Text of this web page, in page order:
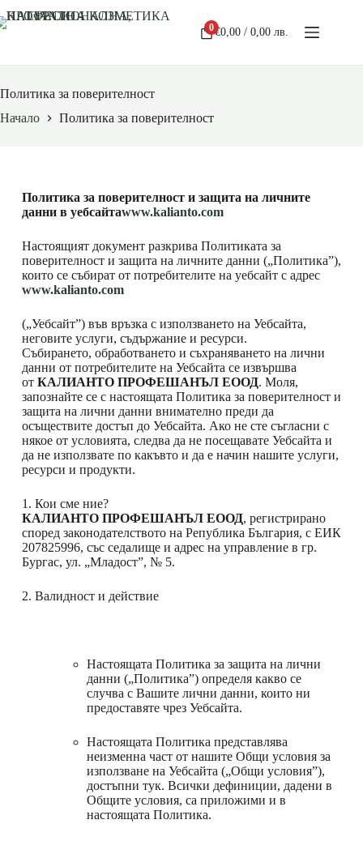
0€0,00 / 0,00 лв.
Политика за поверителност
Начало
Политика за поверителност
Политика за поверителност и защита на личните
данни в уебсайтаwww.kalianto.com
Настоящият документ разкрива Политиката за
поверителност и защита на личните данни („Политика”),
които се събират от потребителите на уебсайт с адрес
www.kalianto.com
(„Уебсайт”) във връзка с използването на Уебсайта,
неговите услуги, съдържание и ресурси.
Събирането, обработването и съхраняването на лични
данни от потребителите на Уебсайта се извършва
от КАЛИАНТО ПРОФЕШАНЪЛ ЕООД. Моля,
запознайте се с настоящата Политика за поверителност и
защита на лични данни внимателно преди да
осъществите достъп до Уебсайта. Ако не сте съгласни с
някое от условията, следва да не посещавате Уебсайта и
да не използвате по какъвто и да е начин нашите услуги,
ресурси и продукти.
1. Кои сме ние?
КАЛИАНТО ПРОФЕШАНЪЛ ЕООД, регистрирано
според законодателството на Република България, с ЕИК
207825996, със седалище и адрес на управление в гр.
Бургас, ул. „Младост”, № 5.
2. Валидност и действие
Настоящата Политика за защита на лични
данни („Политика”) определя какво се
случва с Вашите лични данни, които ни
предоставяте чрез Уебсайта.
Настоящата Политика представлява
неизменна част от нашите Общи условия за
използване на Уебсайта („Общи условия”),
достъпни тук. Всички дефиниции, дадени в
Общите условия, са приложими и в
настоящата Политика.